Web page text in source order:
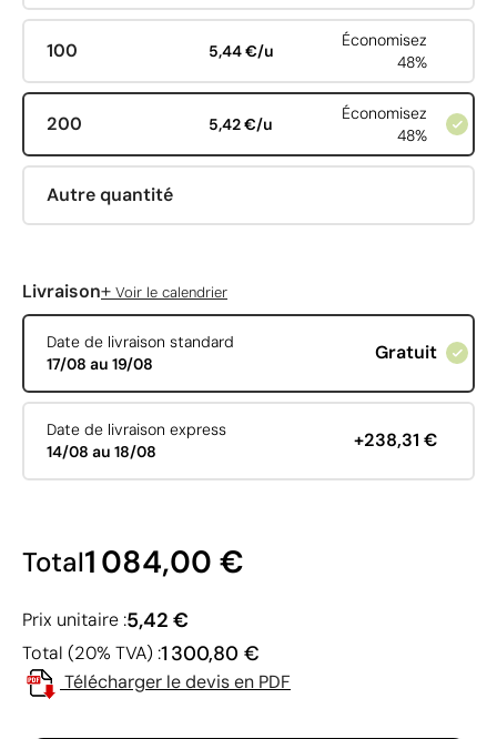
100 5,44 €/u
Économisez
48%
200 5,42 €/u
Économisez
48%
Autre quantité
Livraison+ Voir le calendrier
Date de livraison standard
17/08 au 19/08
Gratuit
Date de livraison express
14/08 au 18/08
+238,31 €
Total1 084,00 €
Prix unitaire :5,42 €
Total (20% TVA) :1 300,80 €
Télécharger le devis en PDF